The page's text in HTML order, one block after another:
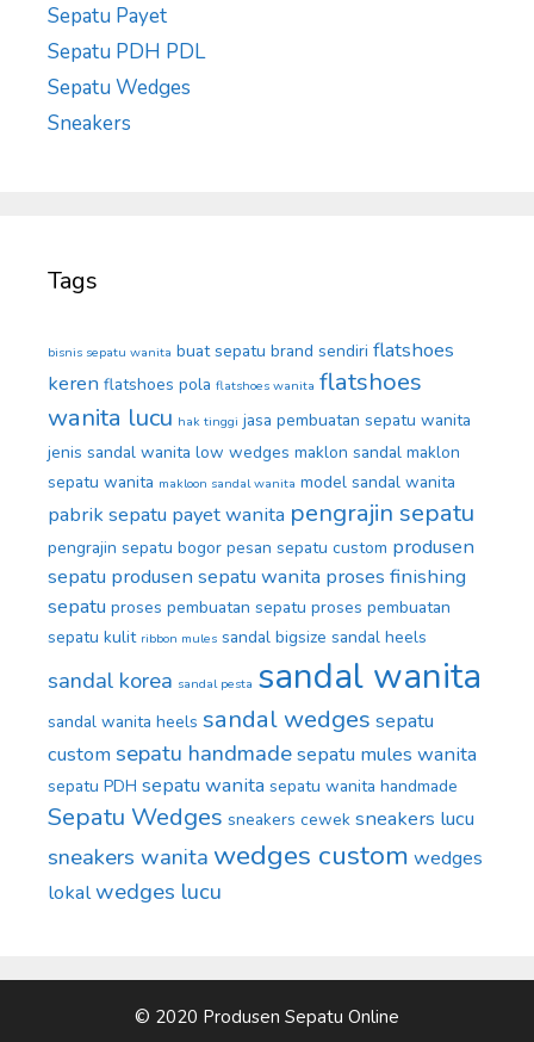
Sepatu Payet
Sepatu PDH PDL
Sepatu Wedges
Sneakers
Tags
bisnis sepatu wanita buat sepatu brand sendiri flatshoes
keren flatshoes pola flatshoes wanita flatshoes
wanita lucu hak tinggi jasa pembuatan sepatu wanita
jenis sandal wanita low wedges maklon sandal maklon
sepatu wanita makloon sandal wanita model sandal wanita
pabrik sepatu payet wanita pengrajin sepatu
pengrajin sepatu bogor pesan sepatu custom produsen
sepatu produsen sepatu wanita proses finishing
sepatu proses pembuatan sepatu proses pembuatan
sepatu kulit ribbon mules sandal bigsize sandal heels
sandal korea sandal pesta sandal wanita
sandal wanita heels sandal wedges sepatu
custom sepatu handmadesepatu mules wanita
sepatu PDH sepatu wanita sepatu wanita handmade
Sepatu Wedges sneakers cewek sneakers lucu
sneakers wanita wedges custom wedges
lokalwedges lucu
© 2020 Produsen Sepatu Online